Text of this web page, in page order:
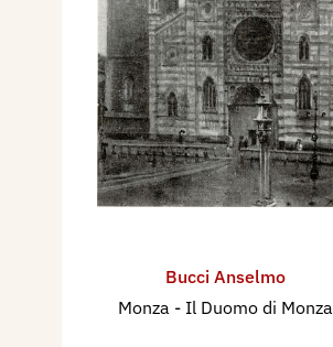
Bucci Anselmo
Monza - Il Duomo di Monza